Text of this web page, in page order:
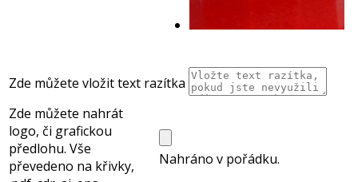
Zde můžete vložit text razítka
Zde můžete nahrát
logo, či grafickou
předlohu. Vše
převedeno na křivky,
Nahráno v pořádku.